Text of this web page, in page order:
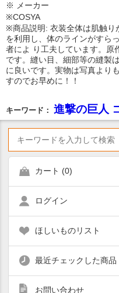
※ メーカー
※COSYA
※商品説明: 衣装全体は肌触り
を利用し、体のラインがすら
者によ り工夫しています。原
です。縫い目、細部等の縫製
に良いです。実物は写真より
すのでお早めに！！
キーワード： 進撃の巨人
カート (0)
ログイン
ほしいものリスト
最近チェックした商品
お問い合わせ